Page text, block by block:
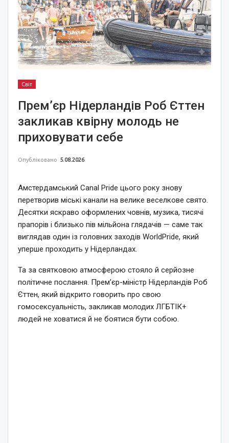
Світ
Прем’єр Нідерландів Роб Єттен
закликав квірну молодь не
приховувати себе
Опубліковано 5.08.2026
Амстердамський Canal Pride цього року знову
перетворив міські канали на велике веселкове свято.
Десятки яскраво оформлених човнів, музика, тисячі
прапорів і близько пів мільйона глядачів — саме так
виглядав один із головних заходів WorldPride, який
уперше проходить у Нідерландах.
Та за святковою атмосферою стояло й серйозне
політичне послання. Прем’єр-міністр Нідерландів Роб
Єттен, який відкрито говорить про свою
гомосексуальність, закликав молодих ЛГБТІК+
людей не ховатися й не боятися бути собою.